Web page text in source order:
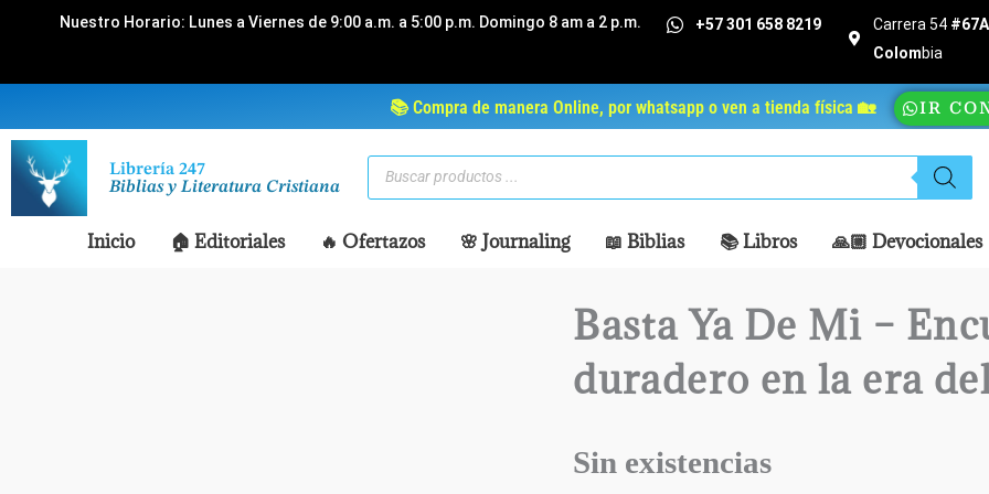
Nuestro Horario: Lunes a Viernes de 9:00 a.m. a 5:00 p.m. Domingo 8 am a 2 p.m. +57 301 658 8219 Carrera 54
Colombia
📚 Compra de manera Online, por whatsapp o ven a tienda física 🏡 IR
Librería 247
Biblias y Literatura Cristiana
Búsqueda
productos
Inicio 🏠 Editoriales 🔥 Ofertazos 🌸 Journaling 📖 Biblias 📚 Libros 🙏🏼 Devocionales
Basta Ya De Mi –
duradero en la era
Sin existencias